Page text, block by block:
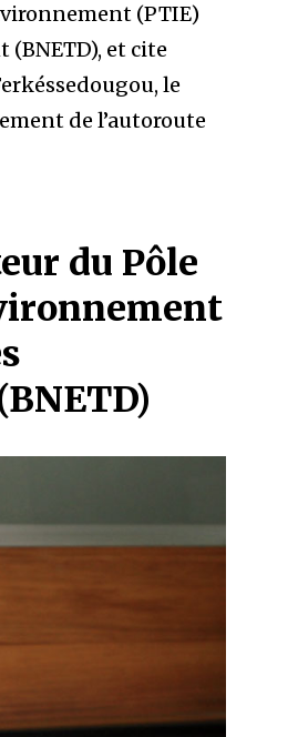
(PTIE)
(BNETD), et cite
le
de l’autoroute
du Pôle